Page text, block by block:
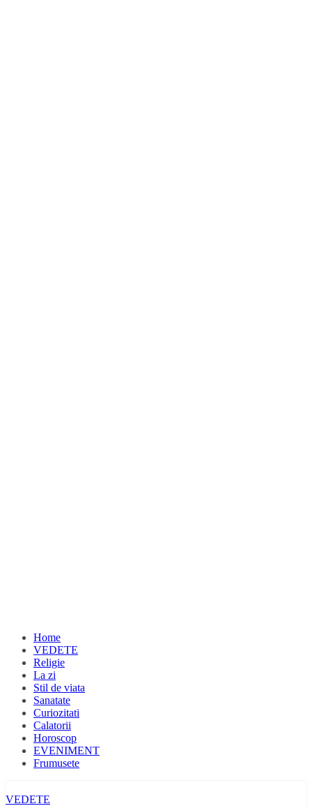
Home
VEDETE
Religie
La zi
Stil de viata
Sanatate
Curiozitati
Calatorii
Horoscop
EVENIMENT
Frumusete
VEDETE